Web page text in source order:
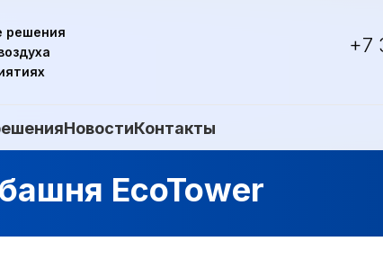
решения
+7
НовостиКонтакты
EcoTower